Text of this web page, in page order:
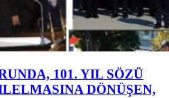
101. YIL SÖZÜ
DÖNÜŞEN,